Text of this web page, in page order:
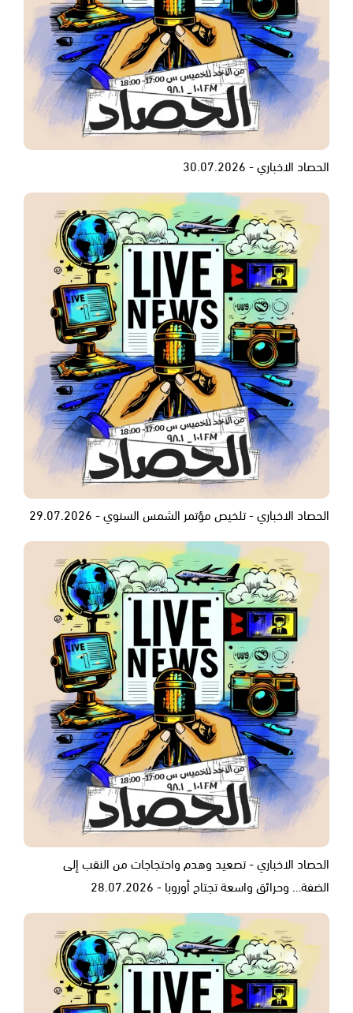
الحصاد الاخباري - 30.07.2026
الحصاد الاخباري - تلخيص مؤتمر الشمس السنوي - 29.07.2026
الحصاد الاخباري - تصعيد وهدم واحتجاجات من النقب إلى
الضفة… وحرائق واسعة تجتاح أوروبا - 28.07.2026